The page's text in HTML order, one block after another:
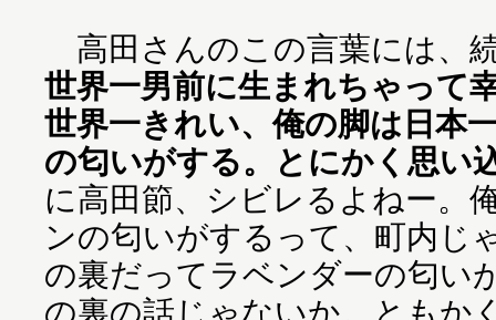
高田さんのこの言葉には、
世界一男前に生まれちゃって
世界一きれい、俺の脚は日本
の匂いがする。とにかく思い
に高田節、シビレるよねー。
ンの匂いがするって、町内じ
の裏だってラベンダーの匂い
の裏の話じゃないか。ともか